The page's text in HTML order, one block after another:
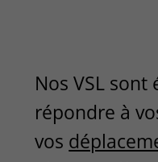
Nos VSL
répondre à
vos